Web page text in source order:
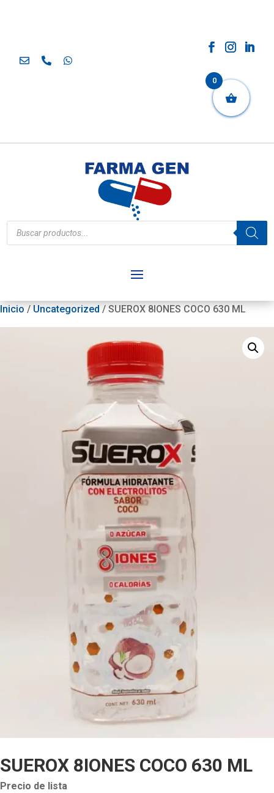
Búsqueda
de
productos
Inicio / Uncategorized / SUEROX 8IONES COCO 630 ML
SUEROX 8IONES COCO 630 ML
Precio de lista
0